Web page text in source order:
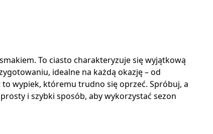
To ciasto charakteryzuje się wyjątkową
idealne na każdą okazję – od
wypiek, któremu trudno się oprzeć. Spróbuj, a
i szybki sposób, aby wykorzystać sezon